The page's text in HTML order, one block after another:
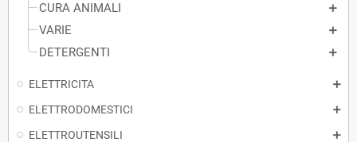
CURA ANIMALI
VARIE
DETERGENTI
ELETTRICITA
ELETTRODOMESTICI
ELETTROUTENSILI